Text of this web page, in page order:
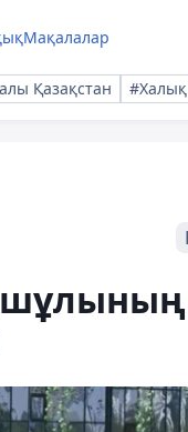
Мақалалар
Қазақстан #Халық